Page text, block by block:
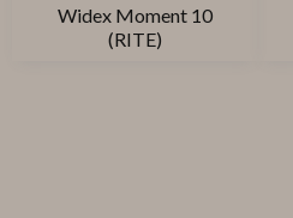
Widex Moment 10
(RITE)